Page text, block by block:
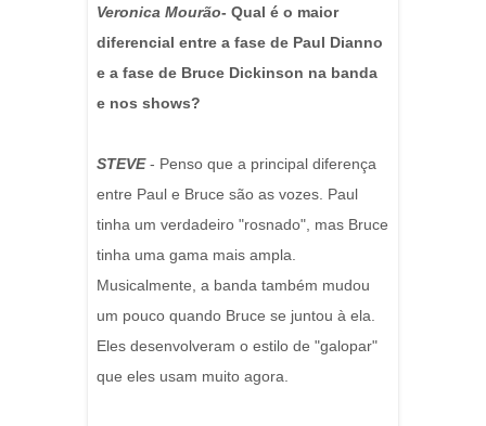
Veronica Mourão- Qual é o maior
diferencial entre a fase de Paul Dianno
e a fase de Bruce Dickinson na banda
e nos shows?
STEVE- Penso que a principal diferença
entre Paul e Bruce são as vozes. Paul
tinha um verdadeiro "rosnado", mas Bruce
tinha uma gama mais ampla.
Musicalmente, a banda também mudou
um pouco quando Bruce se juntou à ela.
Eles desenvolveram o estilo de "galopar"
que eles usam muito agora.